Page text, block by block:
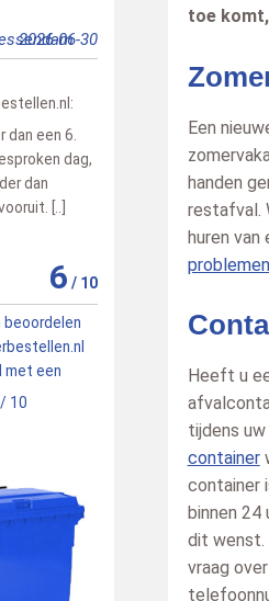
toe
Een
handen
restafval.
huren van
problemen
Heeft u
tijdens
container
container
binnen
dit wenst.
vraag
06-30
:
6.
dag,
[..]
10
Pesse
Afvalcontainerbestellen.nl
Snelle vlotte service ,
vriendelijke chauffeur
10/10
beoordelen
met een
/ 10